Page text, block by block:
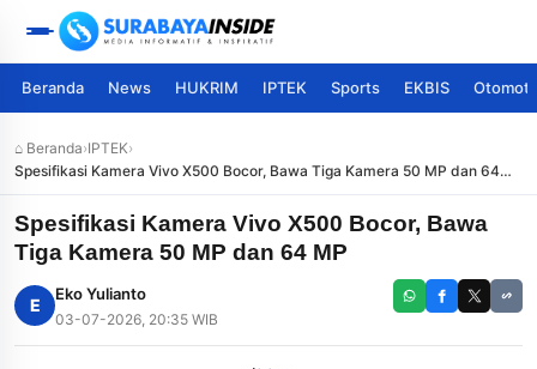
Beranda News HUKRIM IPTEK Sports EKBIS
⌂ Beranda›IPTEK›
Spesifikasi Kamera Vivo X500 Bocor, Bawa Tiga Kamera 50 MP dan 64
MP
Spesifikasi Kamera Vivo X500 Bocor, Bawa
Tiga Kamera 50 MP dan 64 MP
E
Eko Yulianto
03-07-2026, 20:35 WIB